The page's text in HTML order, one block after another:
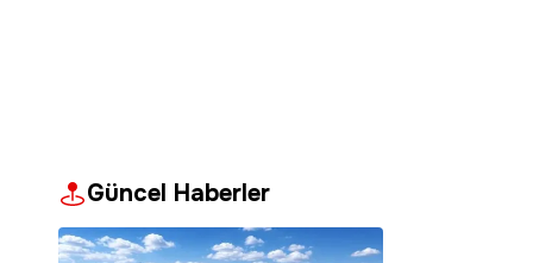
Güncel Haberler